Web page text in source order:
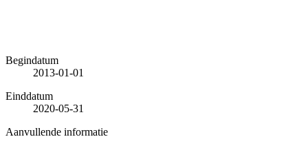
Begindatum
2013-01-01
Einddatum
2020-05-31
Aanvullende informatie